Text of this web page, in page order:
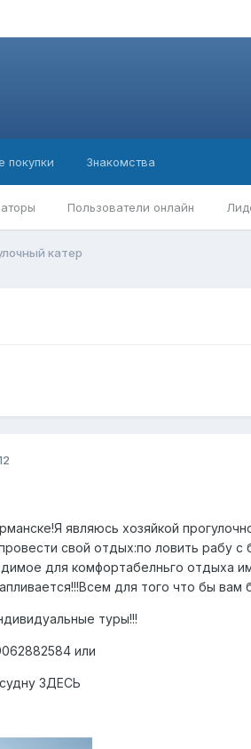
Пользователи онлайн
покупки Знакомства
катер
являюсь хозяйкой
свой отдых:по ловить рабу с
для комфортабелньго отдыха
для того что бы вам
туры!!!
или
ЗДЕСЬ